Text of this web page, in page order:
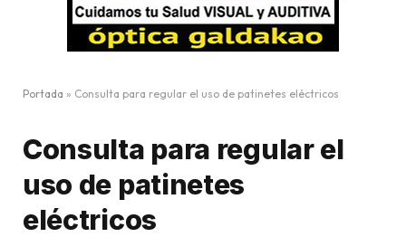
Portada » Consulta para regular el uso de patinetes eléctricos
Consulta para regular el
uso de patinetes
eléctricos